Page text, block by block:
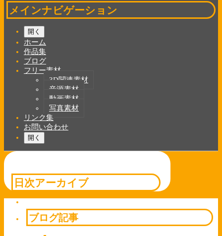
メインナビゲーション
開く
ホーム
作品集
ブログ
フリー素材
3D関連素材
音源素材
動画素材
写真素材
リンク集
お問い合わせ
開く
日次アーカイブ
ブログ記事